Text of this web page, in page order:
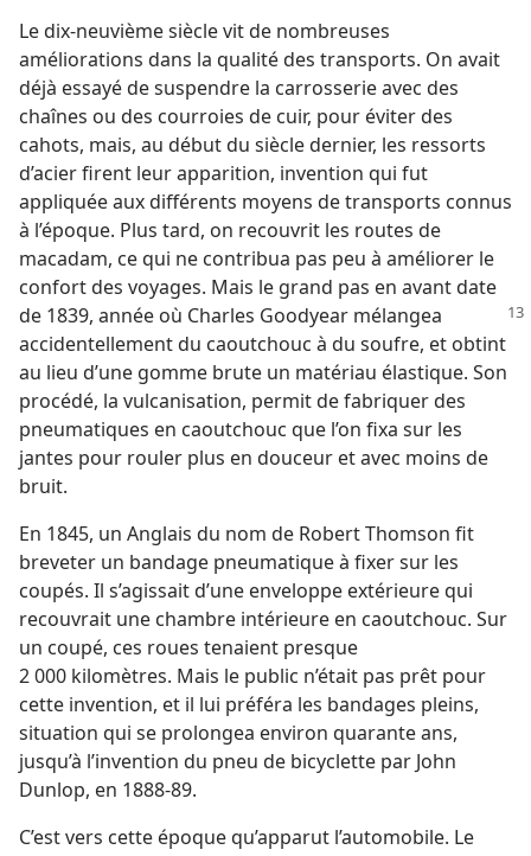
Le dix-neuvième siècle vit de nombreuses
améliorations dans la qualité des transports. On avait
déjà essayé de suspendre la carrosserie avec des
chaînes ou des courroies de cuir, pour éviter des
cahots, mais, au début du siècle dernier, les ressorts
d’acier firent leur apparition, invention qui fut
appliquée aux différents moyens de transports connus
à l’époque. Plus tard, on recouvrit les routes de
macadam, ce qui ne contribua pas peu à améliorer le
confort des voyages. Mais le grand pas en avant date
de 1839, année où Charles Goodyear mélangea
accidentellement du caoutchouc à du soufre, et obtint
au lieu d’une gomme brute un matériau élastique. Son
procédé, la vulcanisation, permit de fabriquer des
pneumatiques en caoutchouc que l’on fixa sur les
jantes pour rouler plus en douceur et avec moins de
bruit.
En 1845, un Anglais du nom de Robert Thomson fit
breveter un bandage pneumatique à fixer sur les
coupés. Il s’agissait d’une enveloppe extérieure qui
recouvrait une chambre intérieure en caoutchouc. Sur
un coupé, ces roues tenaient presque
2 000 kilomètres. Mais le public n’était pas prêt pour
cette invention, et il lui préféra les bandages pleins,
situation qui se prolongea environ quarante ans,
jusqu’à l’invention du pneu de bicyclette par John
Dunlop, en 1888-​89.
C’est vers cette époque qu’apparut l’automobile. Le